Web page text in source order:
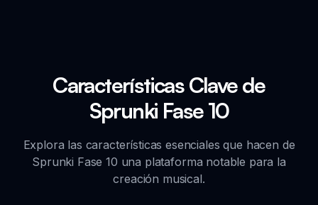
Características Clave de
Sprunki Fase 10
Explora las características esenciales que hacen de
Sprunki Fase 10 una plataforma notable para la
creación musical.